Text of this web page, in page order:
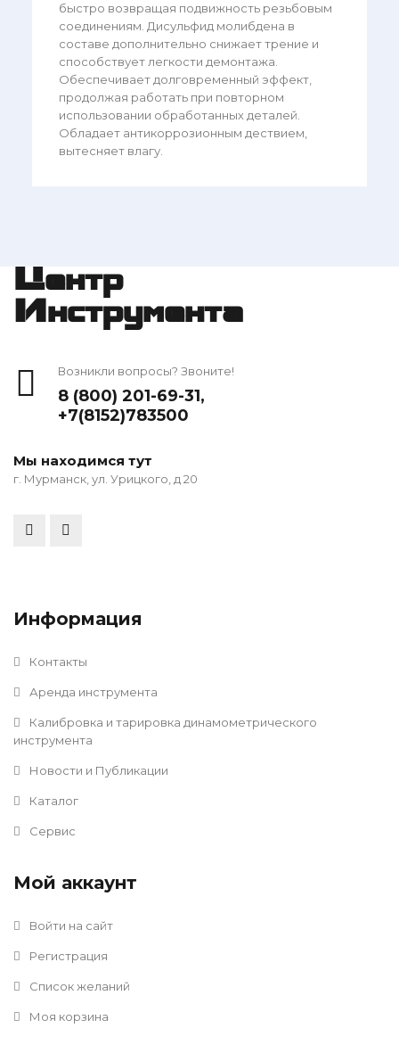
быстро возвращая подвижность резьбовым
соединениям. Дисульфид молибдена в
составе дополнительно снижает трение и
способствует легкости демонтажа.
Обеспечивает долговременный эффект,
продолжая работать при повторном
использовании обработанных деталей.
Обладает антикоррозионным дествием,
вытесняет влагу.
Центр
Инструмента
Возникли вопросы? Звоните!
8 (800) 201-69-31,
+7(8152)783500
Мы находимся тут
г. Мурманск, ул. Урицкого, д 20
Информация
Контакты
Аренда инструмента
Калибровка и тарировка динамометрического
инструмента
Новости и Публикации
Каталог
Сервис
Мой аккаунт
Войти на сайт
Регистрация
Список желаний
Моя корзина